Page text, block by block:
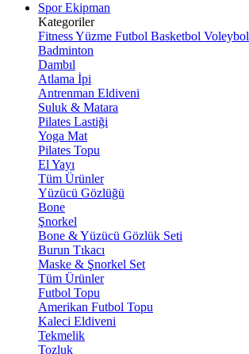
Spor Ekipman
Kategoriler
FitnessYüzme Futbol Basketbol Voleybol
Badminton
Dambıl
Atlama İpi
Antrenman Eldiveni
Suluk & Matara
Pilates Lastiği
Yoga Mat
Pilates Topu
El Yayı
Tüm Ürünler
Yüzücü Gözlüğü
Bone
Şnorkel
Bone & Yüzücü Gözlük Seti
Burun Tıkacı
Maske & Şnorkel Set
Tüm Ürünler
Futbol Topu
Amerikan Futbol Topu
Kaleci Eldiveni
Tekmelik
Tozluk